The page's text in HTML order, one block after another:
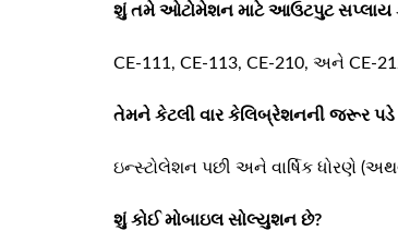
શું તમે ઓટોમેશન માટે આઉટપુટ સપ્લાય
CE-111, CE-113, CE-210, અને CE-
તેમને કેટલી વાર કેલિબ્રેશનની જરૂર પડે
ઇન્સ્ટોલેશન પછી અને વાર્ષિક ધોરણે
શું કોઈ મોબાઇલ સોલ્યુશન છે?